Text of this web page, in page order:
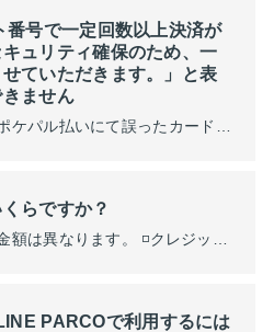
番号で一定回数以上決済が
ュリティ確保のため、一
ていただきます。」と表
ません
らですか？
PARCOで利用するには